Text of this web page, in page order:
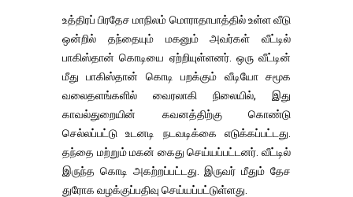
உத்திரப் பிரதேச மாநிலம் மொராதாபாத்தில் உள்ள வீடு
ஒன்றில் தந்தையும் மகனும் அவர்கள் வீட்டில்
பாகிஸ்தான் கொடியை ஏற்றியுள்ளனர். ஒரு வீட்டின்
மீது பாகிஸ்தான் கொடி பறக்கும் வீடியோ சமூக
வலைதளங்களில் வைரலாகி நிலையில், இது
காவல்துறையின் கவனத்திற்கு கொண்டு
செல்லப்பட்டு உடனடி நடவடிக்கை எடுக்கப்பட்டது.
தந்தை மற்றும் மகன் கைது செய்யப்பட்டனர். வீட்டில்
இருந்த கொடி அகற்றப்பட்டது. இருவர் மீதும் தேச
துரோக வழக்குப்பதிவு செய்யப்பட்டுள்ளது.